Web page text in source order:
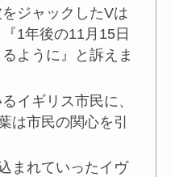
ジャックしたVは
1年後の11月15日
ように』と訴えま
イギリス市民に、
は市民の関心を引
まれていったイヴ